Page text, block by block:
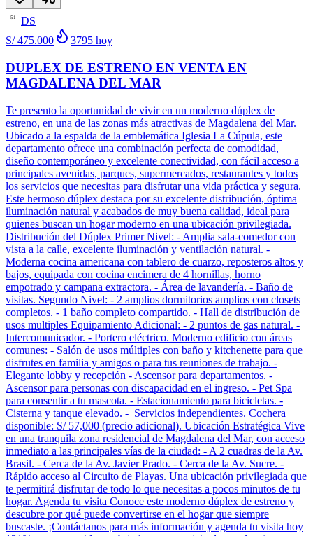
51
DS
S/ 475.000
3795 hoy
DUPLEX DE ESTRENO EN VENTA EN
MAGDALENA DEL MAR
Te presento la oportunidad de vivir en un moderno dúplex de
estreno, en una de las zonas más atractivas de Magdalena del Mar.
Ubicado a la espalda de la emblemática Iglesia La Cúpula, este
departamento ofrece una combinación perfecta de comodidad,
diseño contemporáneo y excelente conectividad, con fácil acceso a
principales avenidas, parques, supermercados, restaurantes y todos
los servicios que necesitas para disfrutar una vida práctica y segura.
Este hermoso dúplex destaca por su excelente distribución, óptima
iluminación natural y acabados de muy buena calidad, ideal para
quienes buscan un hogar moderno en una ubicación privilegiada.
Distribución del Dúplex Primer Nivel: - Amplia sala-comedor con
vista a la calle, excelente iluminación y ventilación natural. -
Moderna cocina americana con tablero de cuarzo, reposteros altos y
bajos, equipada con cocina encimera de 4 hornillas, horno
empotrado y campana extractora. - Área de lavandería. - Baño de
visitas. Segundo Nivel: - 2 amplios dormitorios amplios con closets
completos. - 1 baño completo compartido. - Hall de distribución de
usos multiples Equipamiento Adicional: - 2 puntos de gas natural. -
Intercomunicador. - Portero eléctrico. Moderno edificio con áreas
comunes: - Salón de usos múltiples con baño y kitchenette para que
disfrutes en familia y amigos o para tus reuniones de trabajo. -
Elegante lobby y recepción - Ascensor para departamentos. -
Ascensor para personas con discapacidad en el ingreso. - Pet Spa
para consentir a tu mascota. - Estacionamiento para bicicletas. -
Cisterna y tanque elevado. - Servicios independientes. Cochera
disponible: S/ 57,000 (precio adicional). Ubicación Estratégica Vive
en una tranquila zona residencial de Magdalena del Mar, con acceso
inmediato a las principales vías de la ciudad: - A 2 cuadras de la Av.
Brasil. - Cerca de la Av. Javier Prado. - Cerca de la Av. Sucre. -
Rápido acceso al Circuito de Playas. Una ubicación privilegiada que
te permitirá disfrutar de todo lo que necesitas a pocos minutos de tu
hogar. Agenda tu visita Conoce este moderno dúplex de estreno y
descubre por qué puede convertirse en el hogar que siempre
buscaste. ¡Contáctanos para más información y agenda tu visita hoy